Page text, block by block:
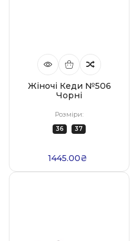
Жіночі Кеди №506
Чорні
Розміри:
36 37
1445.00₴